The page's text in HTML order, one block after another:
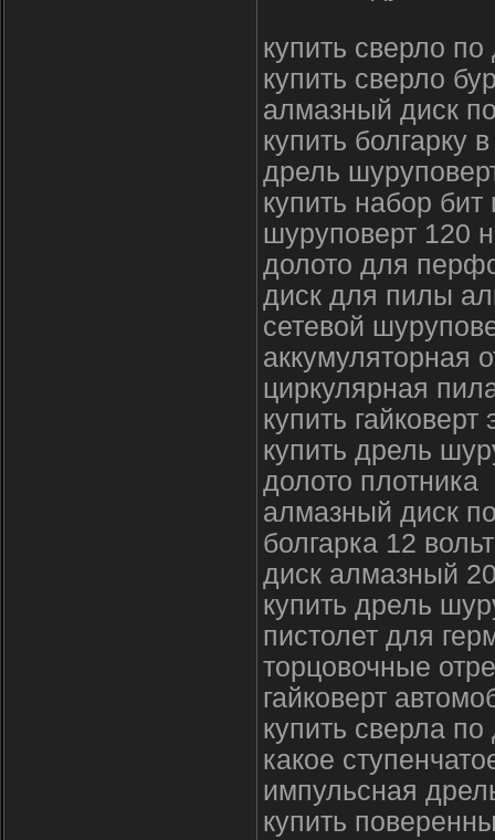
купить сверло
купить сверло
алмазный диск
купить болгарку
дрель
купить набор
шуруповерт 120
долото для
диск для пилы
сетевой
аккумуляторная
циркулярная
купить
купить дрель
долото плотника
алмазный диск
болгарка 12
диск алмазный
купить дрель
пистолет для
торцовочные
гайковерт
купить сверла
какое
импульсная
купить